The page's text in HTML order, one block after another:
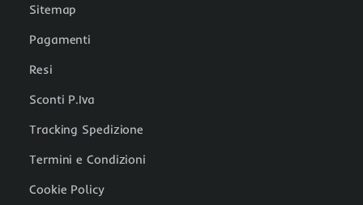
Sitemap
Pagamenti
Resi
Sconti P.Iva
Tracking Spedizione
Termini e Condizioni
Cookie Policy